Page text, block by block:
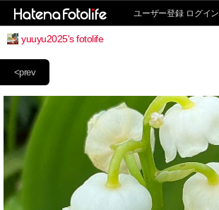
ユーザー登録 ログイン
yuuyu2025's fotolife
<prev